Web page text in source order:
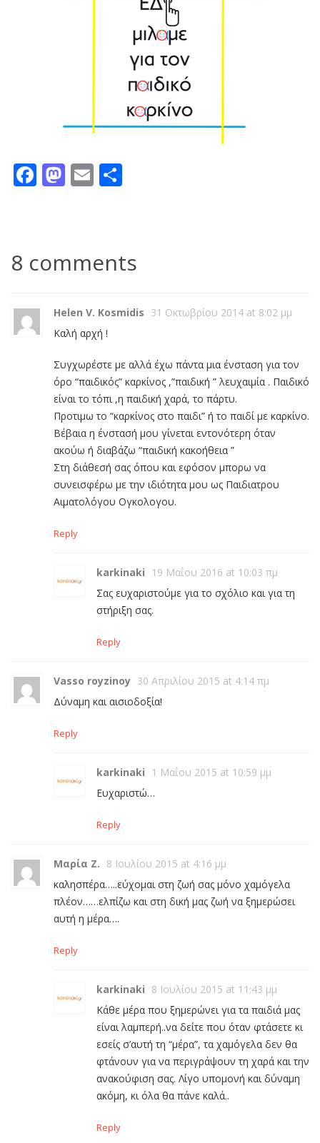
Facebook
Mastodon
Email
8 comments
Helen V. Kosmidis 31 Οκτωβρίου 2014 at 8:02 μμ
Καλή αρχή !
Συγχωρέστε με αλλά έχω πάντα μια ένσταση για τον
όρο “παιδικός” καρκίνος ,”παιδική ” λευχαιμία . Παιδικό
είναι το τόπι ,η παιδική χαρά, το πάρτυ.
Προτιμω το “καρκίνος στο παιδι” ή το παιδί με καρκίνο.
Βέβαια η ένστασή μου γίνεται εντονότερη όταν
ακούω ή διαβάζω “παιδική κακοήθεια ”
Στη διάθεσή σας όπου και εφόσον μπορω να
συνεισφέρω με την ιδιότητα μου ως Παιδιατρου
Αιματολόγου Ογκολογου.
Reply
karkinaki 19 Μαΐου 2016 at 10:03 πμ
Σας ευχαριστούμε για το σχόλιο και για τη
στήριξη σας.
Reply
Vasso royzinoy 30 Απριλίου 2015 at 4:14 πμ
Δύναμη και αισιοδοξία!
Reply
karkinaki 1 Μαΐου 2015 at 10:59 μμ
Ευχαριστώ…
Reply
Μαρία Ζ. 8 Ιουλίου 2015 at 4:16 μμ
καλησπέρα…..εύχομαι στη ζωή σας μόνο χαμόγελα
πλέον……ελπίζω και στη δική μας ζωή να ξημερώσει
αυτή η μέρα….
Reply
karkinaki 8 Ιουλίου 2015 at 11:43 μμ
Κάθε μέρα που ξημερώνει για τα παιδιά μας
είναι λαμπερή..να δείτε που όταν φτάσετε κι
εσείς σ’αυτή τη “μέρα”, τα χαμόγελα δεν θα
φτάνουν για να περιγράψουν τη χαρά και την
ανακούφιση σας. Λίγο υπομονή και δύναμη
ακόμη, κι όλα θα πάνε καλά..
Reply